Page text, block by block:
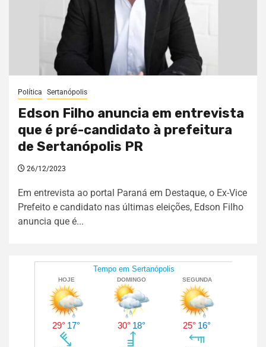
Política Sertanópolis
Edson Filho anuncia em entrevista
que é pré-candidato à prefeitura
de Sertanópolis PR
26/12/2023
Em entrevista ao portal Paraná em Destaque, o Ex-Vice
Prefeito e candidato nas últimas eleições, Edson Filho
anuncia que é...